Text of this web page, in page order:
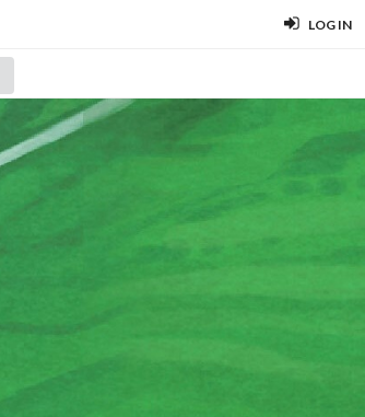
LOG IN